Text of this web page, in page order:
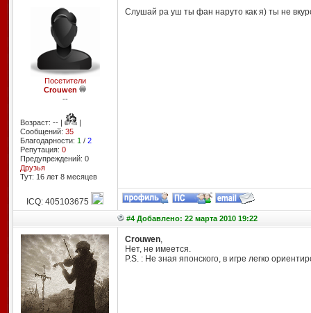
Посетители
Crouwen
--
Возраст: -- |
|
Сообщений: 35
Благодарности: 1 / 2
Репутация: 0
Предупреждений: 0
Друзья
Тут: 16 лет 8 месяцев
Слушай ра уш ты фан наруто как я) ты не
ICQ: 405103675
#4 Добавлено: 22 марта 2010 19:22
Crouwen,
Нет, не имеется.
P.S. : Не зная японского, в игре легко